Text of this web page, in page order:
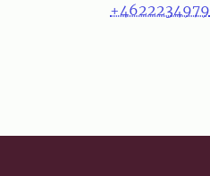
+4622234979